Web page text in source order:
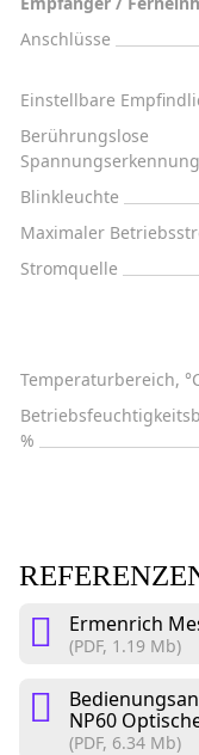
Anschlüsse
Einstellbare
Berührungslose
Spannungserkennung
Blinkleuchte
Maximaler
Stromquelle
Temperaturbereich,
%
Ermenrich
(PDF, 1.19 Mb)
NP60
(PDF, 6.34 Mb)